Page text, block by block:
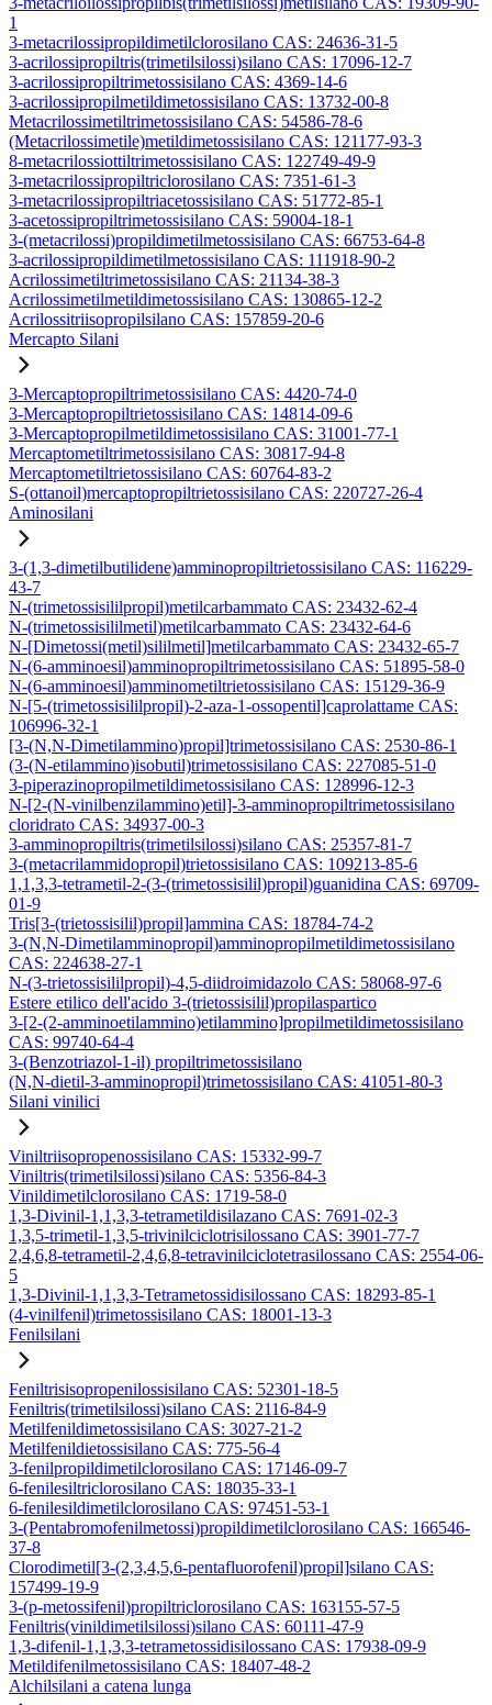
1
3-metacrilossipropildimetilclorosilano CAS: 24636-31-5
3-acrilossipropiltris(trimetilsilossi)silano CAS: 17096-12-7
3-acrilossipropiltrimetossisilano CAS: 4369-14-6
3-acrilossipropilmetildimetossisilano CAS: 13732-00-8
Metacrilossimetiltrimetossisilano CAS: 54586-78-6
(Metacrilossimetile)metildimetossisilano CAS: 121177-93-3
8-metacrilossiottiltrimetossisilano CAS: 122749-49-9
3-metacrilossipropiltriclorosilano CAS: 7351-61-3
3-metacrilossipropiltriacetossisilano CAS: 51772-85-1
3-acetossipropiltrimetossisilano CAS: 59004-18-1
3-(metacrilossi)propildimetilmetossisilano CAS: 66753-64-8
3-acrilossipropildimetilmetossisilano CAS: 111918-90-2
Acrilossimetiltrimetossisilano CAS: 21134-38-3
Acrilossimetilmetildimetossisilano CAS: 130865-12-2
Acrilossitriisopropilsilano CAS: 157859-20-6
Mercapto Silani
3-Mercaptopropiltrimetossisilano CAS: 4420-74-0
3-Mercaptopropiltrietossisilano CAS: 14814-09-6
3-Mercaptopropilmetildimetossisilano CAS: 31001-77-1
Mercaptometiltrimetossisilano CAS: 30817-94-8
Mercaptometiltrietossisilano CAS: 60764-83-2
S-(ottanoil)mercaptopropiltrietossisilano CAS: 220727-26-4
Aminosilani
3-(1,3-dimetilbutilidene)amminopropiltrietossisilano CAS: 116229-
43-7
N-(trimetossisililpropil)metilcarbammato CAS: 23432-62-4
N-(trimetossisililmetil)metilcarbammato CAS: 23432-64-6
N-[Dimetossi(metil)sililmetil]metilcarbammato CAS: 23432-65-7
N-(6-amminoesil)amminopropiltrimetossisilano CAS: 51895-58-0
N-(6-amminoesil)amminometiltrietossisilano CAS: 15129-36-9
N-[5-(trimetossisililpropil)-2-aza-1-ossopentil]caprolattame CAS:
106996-32-1
[3-(N,N-Dimetilammino)propil]trimetossisilano CAS: 2530-86-1
(3-(N-etilammino)isobutil)trimetossisilano CAS: 227085-51-0
3-piperazinopropilmetildimetossisilano CAS: 128996-12-3
N-[2-(N-vinilbenzilammino)etil]-3-amminopropiltrimetossisilano
cloridrato CAS: 34937-00-3
3-amminopropiltris(trimetilsilossi)silano CAS: 25357-81-7
3-(metacrilammidopropil)trietossisilano CAS: 109213-85-6
1,1,3,3-tetrametil-2-(3-(trimetossisilil)propil)guanidina CAS: 69709-
01-9
Tris[3-(trietossisilil)propil]ammina CAS: 18784-74-2
3-(N,N-Dimetilamminopropil)amminopropilmetildimetossisilano
CAS: 224638-27-1
N-(3-trietossisililpropil)-4,5-diidroimidazolo CAS: 58068-97-6
Estere etilico dell'acido 3-(trietossisilil)propilaspartico
3-[2-(2-amminoetilammino)etilammino]propilmetildimetossisilano
CAS: 99740-64-4
3-(Benzotriazol-1-il) propiltrimetossisilano
(N,N-dietil-3-amminopropil)trimetossisilano CAS: 41051-80-3
Silani vinilici
Viniltriisopropenossisilano CAS: 15332-99-7
Viniltris(trimetilsilossi)silano CAS: 5356-84-3
Vinildimetilclorosilano CAS: 1719-58-0
1,3-Divinil-1,1,3,3-tetrametildisilazano CAS: 7691-02-3
1,3,5-trimetil-1,3,5-trivinilciclotrisilossano CAS: 3901-77-7
2,4,6,8-tetrametil-2,4,6,8-tetravinilciclotetrasilossano CAS: 2554-06-
5
1,3-Divinil-1,1,3,3-Tetrametossidisilossano CAS: 18293-85-1
(4-vinilfenil)trimetossisilano CAS: 18001-13-3
Fenilsilani
Feniltrisisopropenilossisilano CAS: 52301-18-5
Feniltris(trimetilsilossi)silano CAS: 2116-84-9
Metilfenildimetossisilano CAS: 3027-21-2
Metilfenildietossisilano CAS: 775-56-4
3-fenilpropildimetilclorosilano CAS: 17146-09-7
6-fenilesiltriclorosilano CAS: 18035-33-1
6-fenilesildimetilclorosilano CAS: 97451-53-1
3-(Pentabromofenilmetossi)propildimetilclorosilano CAS: 166546-
37-8
Clorodimetil[3-(2,3,4,5,6-pentafluorofenil)propil]silano CAS:
157499-19-9
3-(p-metossifenil)propiltriclorosilano CAS: 163155-57-5
Feniltris(vinildimetilsilossi)silano CAS: 60111-47-9
1,3-difenil-1,1,3,3-tetrametossidisilossano CAS: 17938-09-9
Metildifenilmetossisilano CAS: 18407-48-2
Alchilsilani a catena lunga